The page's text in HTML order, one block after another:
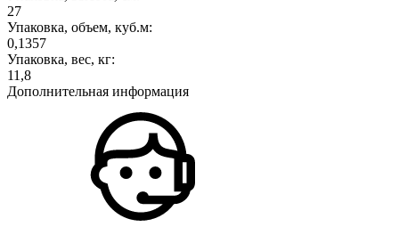
27
Упаковка, объем, куб.м:
0,1357
Упаковка, вес, кг:
11,8
Дополнительная информация